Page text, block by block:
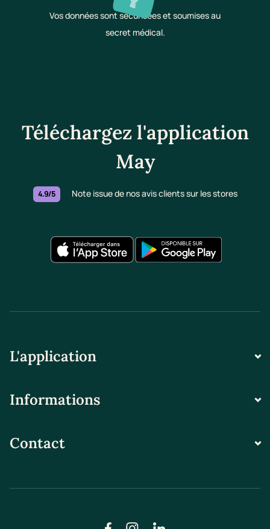
Vos données sont sécurisées et soumises au
secret médical.
Téléchargez l'application
May
4.9/5 Note issue de nos avis clients sur les stores
L'application
Informations
Contact